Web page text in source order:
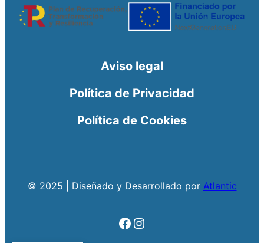
Aviso legal
Política de Privacidad
Política de Cookies
© 2025 | Diseñado y Desarrollado por Atlantic
Facebook
Instagram